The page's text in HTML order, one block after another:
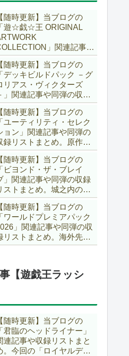
【随時更新】当ブログの
「遊☆戯☆王 ORIGINAL
」関連記事や
弾の収録リストまとめ。
マンガスタイルとオーバー
フレームに焦点を当てた新
品！！また、原作のモン
ターもリメイクされてい
ます！！【遊戯王OCG】
【随時更新】当ブログの
「デッキビルドパック －グ
リアス・ヴィクターズ
」関連記事や同弾の収録
ストまとめ。効果を持た
ない古のモンスターを使役
する儀式テーマ「セネト」
加え、「レイズ・ムー
」や「異解△」も登
場！！【遊戯王OCG】
【随時更新】当ブログの
「ユーティリティ・セレク
ョン」関連記事や同弾の
録リストまとめ。原作の
シーンや懐かしの人気モ
ンスターをイメージした新
規カードが多数登場！！ま
、「ドミナス」などの豪
再録にも注目ですね～。
【遊戯王OCG】
【随時更新】当ブログの
「ビヨンド・ザ・ブレイ
」関連記事や同弾の収録
ストまとめ。城之内のカ
ドたちが『時の黒魔術
師』関連となってリメイ
ク！！さらに、「Ｄ－ＨＥ
Ｏ」の『幽獄の時計塔』
待望のリメイクです！！
【随時更新】当ブログの
「ワールドプレミアパック
」関連記事や同弾の収
リストまとめ。海外先行
ードが例年より早く来
ージした『リビングデッド
呼び声』関連に注目が集
【遊戯王ラッシ
【随時更新】当ブログの
「君臨のヘッドライナー」
連記事や収録リストまと
。今回の「ロイヤルデモ